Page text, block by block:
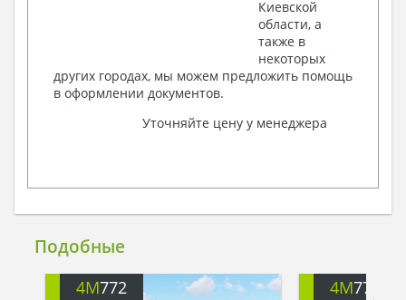
Киевской
области, а
также в
некоторых
других городах, мы можем предложить помощь
в оформлении документов.
Уточняйте цену у менеджера
Подобные
4M772 4M775